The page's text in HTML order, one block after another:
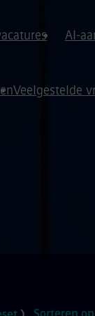
AI-
Veelgestelde